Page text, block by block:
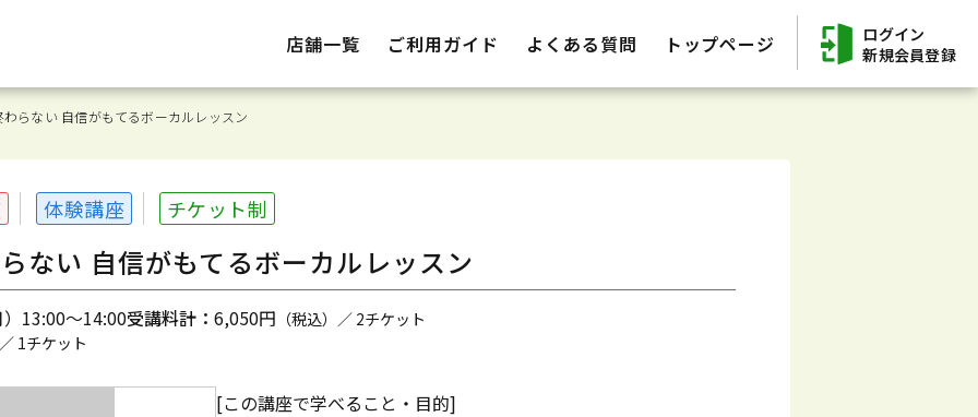
店舗一覧 ご利用ガイド よくある質問 トップページ
ログイン
新規会員登録
らない 自信がもてるボーカルレッスン
体験講座 チケット制
ない 自信がもてるボーカルレッスン
13:00～14:00受講料計： 6,050円 （税込）／ 2チケット
1チケット
[この講座で学べること・目的]